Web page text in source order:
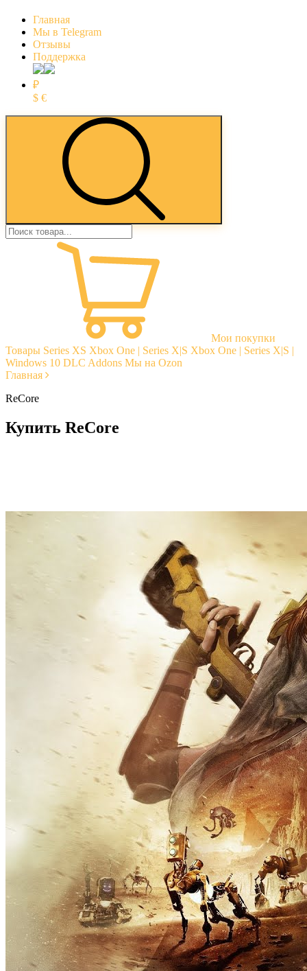
Главная
Мы в Telegram
Отзывы
Поддержка
₽
$ €
Мои покупки
Товары Series XS Xbox One | Series X|S Xbox One | Series X|S |
Windows 10 DLC Addons Мы на Ozon
Главная
ReCore
Купить ReCore